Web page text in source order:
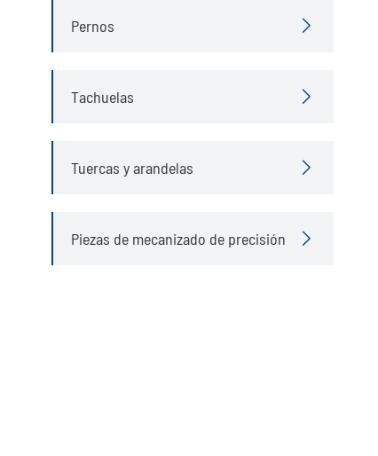
Pernos 
Tachuelas 
Tuercas y arandelas 
Piezas de mecanizado de precisión 